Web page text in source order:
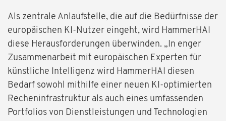
Als zentrale Anlaufstelle, die auf die Bedürfnisse der
europäischen KI-Nutzer eingeht, wird HammerHAI
diese Herausforderungen überwinden. „In enger
Zusammenarbeit mit europäischen Experten für
künstliche Intelligenz wird HammerHAI diesen
Bedarf sowohl mithilfe einer neuen KI-optimierten
Recheninfrastruktur als auch eines umfassenden
Portfolios von Dienstleistungen und Technologien